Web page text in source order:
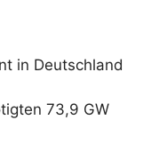
in Deutschland
73,9 GW